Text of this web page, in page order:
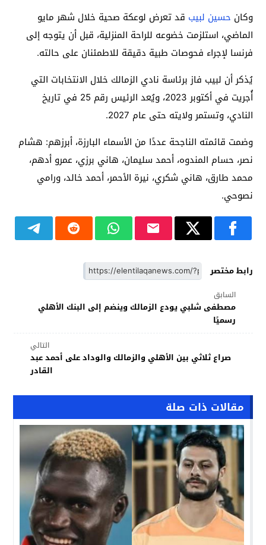
وكان حسين لبيب قد تعرض لوعكة صحية خلال شهر مايو
الماضي، استلزمت خضوعه للراحة المنزلية، قبل أن يتوجه إلى
فرنسا لإجراء فحوصات طبية دقيقة للاطمئنان على حالته.
يُذكر أن لبيب فاز برئاسة نادي الزمالك خلال الانتخابات التي
أُجريت في أكتوبر 2023، ويُعد الرئيس رقم 25 في تاريخ
النادي، وتستمر ولايته حتى عام 2027.
وضمت قائمته الناجحة عددًا من الأسماء البارزة، أبرزهم: هشام
نصر، حسام المندوه، أحمد سليمان، هاني برزي، عمرو أدهم،
محمد طارق، هاني شكري، نيرة الأحمر، أحمد خالد، ورامي
نصوحي.
رابط مختصر
السابق
مصطفى شلبي يودع الزمالك وينضم إلى البنك الأهلي
رسميًا
التالي
صراع ثلاثي بين الأهلي والزمالك والوداد على أحمد عبد
القادر
مقالات ذات صلة